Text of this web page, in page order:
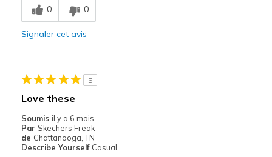
Durable
Travel
Width
Sizing
View On Shoes
Shoes are for Wearing
0 0
Signaler cet avis
5
Love these
Soumis il y a 6 mois
Par Skechers Freak
de Chattanooga, TN
Describe Yourself Casual